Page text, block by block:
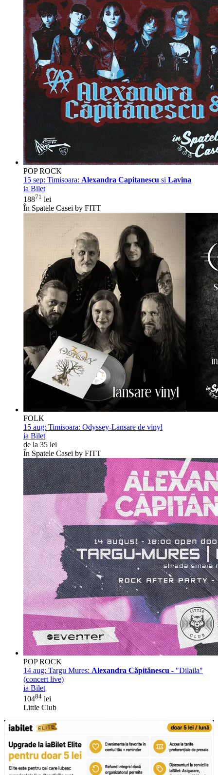
POP ROCK
15 sep: Timisoara: Alexandra Capitanescu si Lavina
ia Bilet
18871 lei
În Spatele Casei by FITT
FOLK
15 aug: Timisoara: Odyssey-Lansare de vinyl
ia Bilet
de la 35 lei
În Spatele Casei by FITT
POP ROCK
14 aug: Targu Mures: Alexandra Căpitănescu - "Dilaila"
(concert live)
ia Bilet
10484 lei
Little Club